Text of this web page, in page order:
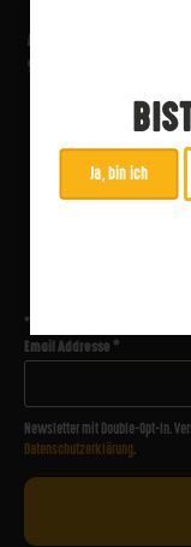
*
Email Addresse*
Newsletter mit Double-Opt-In.
Datenschutzerklärung.
Ja, bin ich